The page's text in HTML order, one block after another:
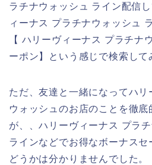
ラチナウォッシュ ライン配信
ィーナス プラチナウォッシュ
【 ハリーヴィーナス プラチナ
ーポン】という感じで検索して
ただ、友達と一緒になってハ
ウォッシュのお店のことを徹底
が、、ハリーヴィーナス プラ
ラインなどでお得なボーナス
どうかは分かりませんでした。